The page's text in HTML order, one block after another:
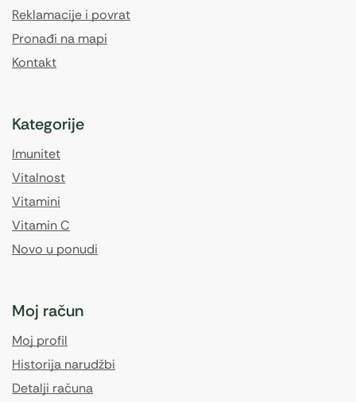
Reklamacije i povrat
Pronađi na mapi
Kontakt
Kategorije
Imunitet
Vitalnost
Vitamini
Vitamin C
Novo u ponudi
Moj račun
Moj profil
Historija narudžbi
Detalji računa